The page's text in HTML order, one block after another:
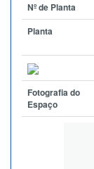
Nº de Planta
Planta
Fotografia do
Espaço